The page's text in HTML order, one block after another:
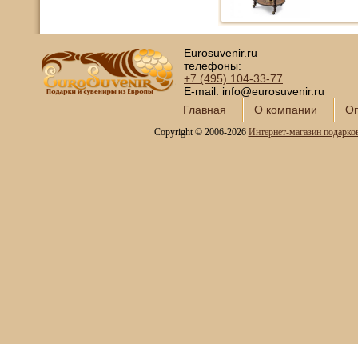
Eurosuvenir.ru
телефоны:
+7 (495) 104-33-77
E-mail: info@eurosuvenir.ru
Главная
О компании
Copyright © 2006-2026 Интернет-магазин